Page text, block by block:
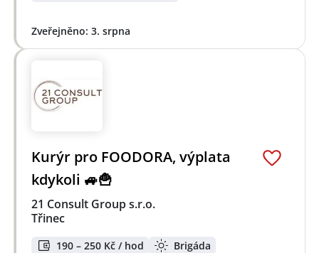
Zveřejněno: 3. srpna
Kurýr pro FOODORA, výplata
kdykoli 🚙🍟
21 Consult Group s.r.o.
Třinec
190 – 250 Kč / hod
Brigáda